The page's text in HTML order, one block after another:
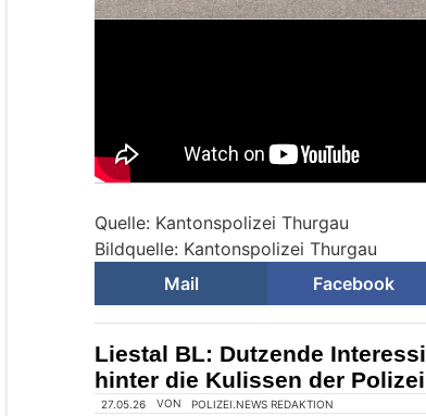
Quelle: Kantonspolizei Thurgau
Bildquelle: Kantonspolizei Thurgau
Mail
Facebook
Liestal BL: Dutzende
hinter die Kulissen der Polizei